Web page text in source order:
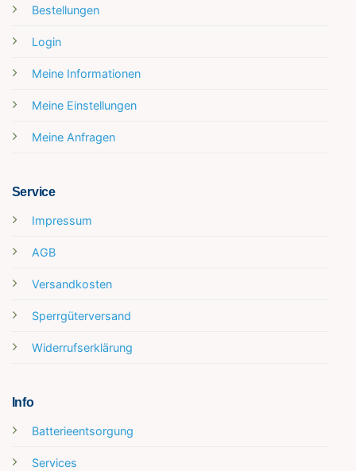
Bestellungen
Login
Meine Informationen
Meine Einstellungen
Meine Anfragen
Service
Impressum
AGB
Versandkosten
Sperrgüterversand
Widerrufserklärung
Info
Batterieentsorgung
Services